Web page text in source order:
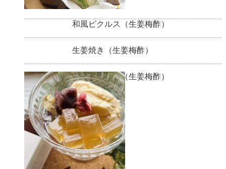
和風ピクルス（生姜梅酢）
生姜焼き（生姜梅酢）
生姜梅酢寒天（生姜梅酢）